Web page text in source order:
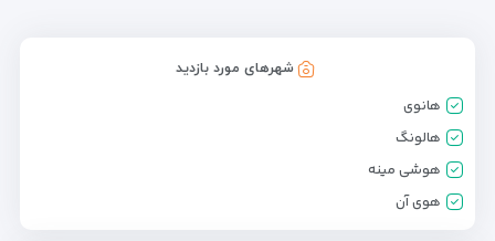
شهرهای مورد بازدید
هانوی
هالونگ
هوشی مینه
هوی آن